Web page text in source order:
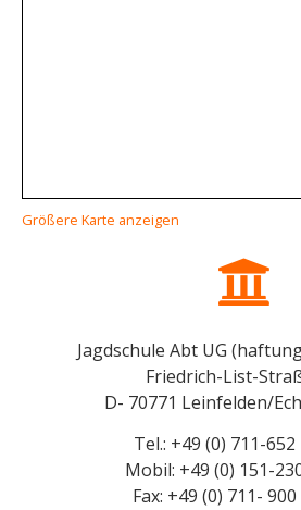
Größere Karte anzeigen
Jagdschule Abt UG
Friedrich-List-
D- 70771 Leinfelden/
Tel.: +49 (0) 711-652
Mobil: +49 (0) 151-
Fax: +49 (0) 711-